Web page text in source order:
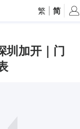
繁 简
圳加开｜门